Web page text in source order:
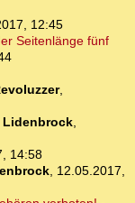
12:45
Seitenlänge fünf
,
Lidenbrock,
14:58
, 12.05.2017,